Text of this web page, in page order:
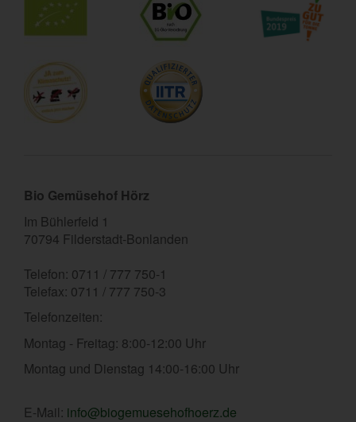
Bio Gemüsehof Hörz
Im Bühlerfeld 1
70794 Filderstadt-Bonlanden
Telefon: 0711 / 777 750-1
Telefax: 0711 / 777 750-3
Telefonzeiten:
Montag - Freitag: 8:00-12:00 Uhr
Montag und Dienstag 14:00-16:00 Uhr
E-Mail: info@biogemuesehofhoerz.de